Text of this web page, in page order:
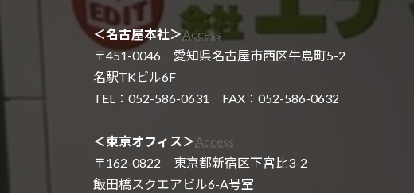
＜名古屋本社＞Access
〒451-0046 愛知県名古屋市西区牛島町5-2
名駅TKビル6F
TEL：052-586-0631 FAX：052-586-0632
＜東京オフィス＞Access
〒162-0822 東京都新宿区下宮比3-2
飯田橋スクエアビル6-A号室